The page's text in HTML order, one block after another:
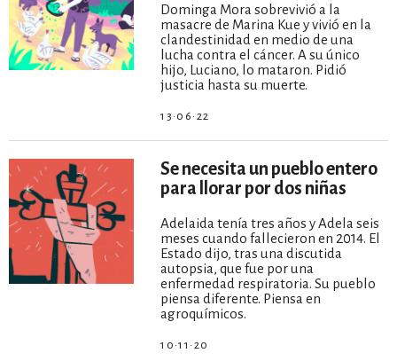
Dominga Mora sobrevivió a la
masacre de Marina Kue y vivió en la
clandestinidad en medio de una
lucha contra el cáncer. A su único
hijo, Luciano, lo mataron. Pidió
justicia hasta su muerte.
13·06·22
Se necesita un pueblo entero
para llorar por dos niñas
Adelaida tenía tres años y Adela seis
meses cuando fallecieron en 2014. El
Estado dijo, tras una discutida
autopsia, que fue por una
enfermedad respiratoria. Su pueblo
piensa diferente. Piensa en
agroquímicos.
10·11·20